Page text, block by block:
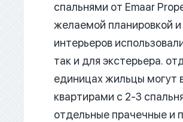
спальнями от Emaar
желаемой планировкой
интерьеров
так и для экстерьера.
единицах жильцы могут
квартирами с 2-3
отдельные прачечные и